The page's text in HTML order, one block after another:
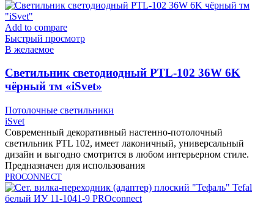
Add to compare
Быстрый просмотр
В желаемое
Cветильник светодиодный PTL-102 36W 6K
чёрный тм «iSvet»
Потолочные светильники
iSvet
Современный декоративный настенно-потолочный
светильник PTL 102, имеет лаконичный, универсальный
дизайн и выгодно смотрится в любом интерьерном стиле.
Предназначен для использования
PROCONNECT